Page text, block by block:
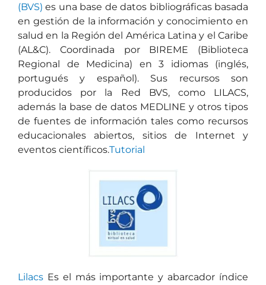
(BVS) es una base de datos bibliográficas basada
en gestión de la información y conocimiento en
salud en la Región del América Latina y el Caribe
(AL&C). Coordinada por BIREME (Biblioteca
Regional de Medicina) en 3 idiomas (inglés,
portugués y español). Sus recursos son
producidos por la Red BVS, como LILACS,
además la base de datos MEDLINE y otros tipos
de fuentes de información tales como recursos
educacionales abiertos, sitios de Internet y
eventos científicos.Tutorial
Lilacs Es el más importante y abarcador índice